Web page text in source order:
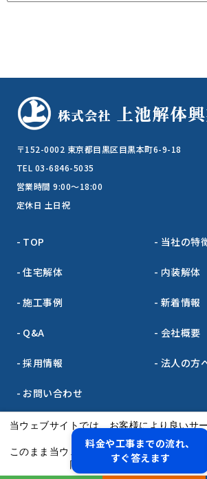
〒152-0002 東京都目黒区目黒本町6-9-18
TEL 03-6846-5035
営業時間 9:00～18:00
定休日 土日祝
TOP 当社の特
住宅解体 内装解体
施工事例 新着情報
Q&A 会社概要
採用情報 法人の方
お問い合わせ
サイトマップ プライバシーポリシー
当ウェブサイトでは、お客様により良いサ
め、クッキーを利用してい
このまま当ウェブサイトをご利用になる場
同意いただいたものとみなさ
料金や工事までの流れ、
すぐ答えます